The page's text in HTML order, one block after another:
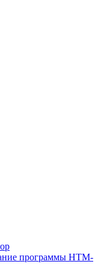
программы НТМ-